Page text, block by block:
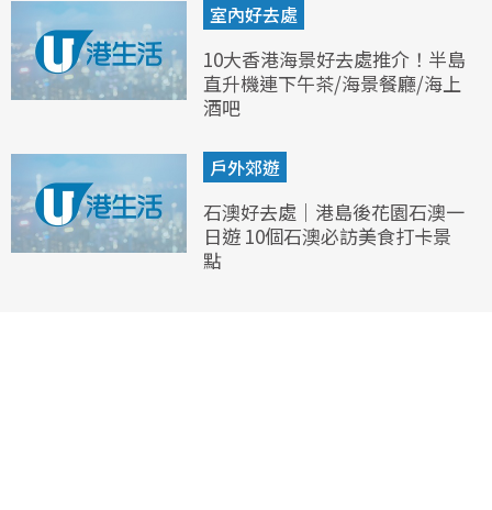
室內好去處
10大香港海景好去處推介！半島
直升機連下午茶/海景餐廳/海上
酒吧
戶外郊遊
石澳好去處｜港島後花園石澳一
日遊 10個石澳必訪美食打卡景
點